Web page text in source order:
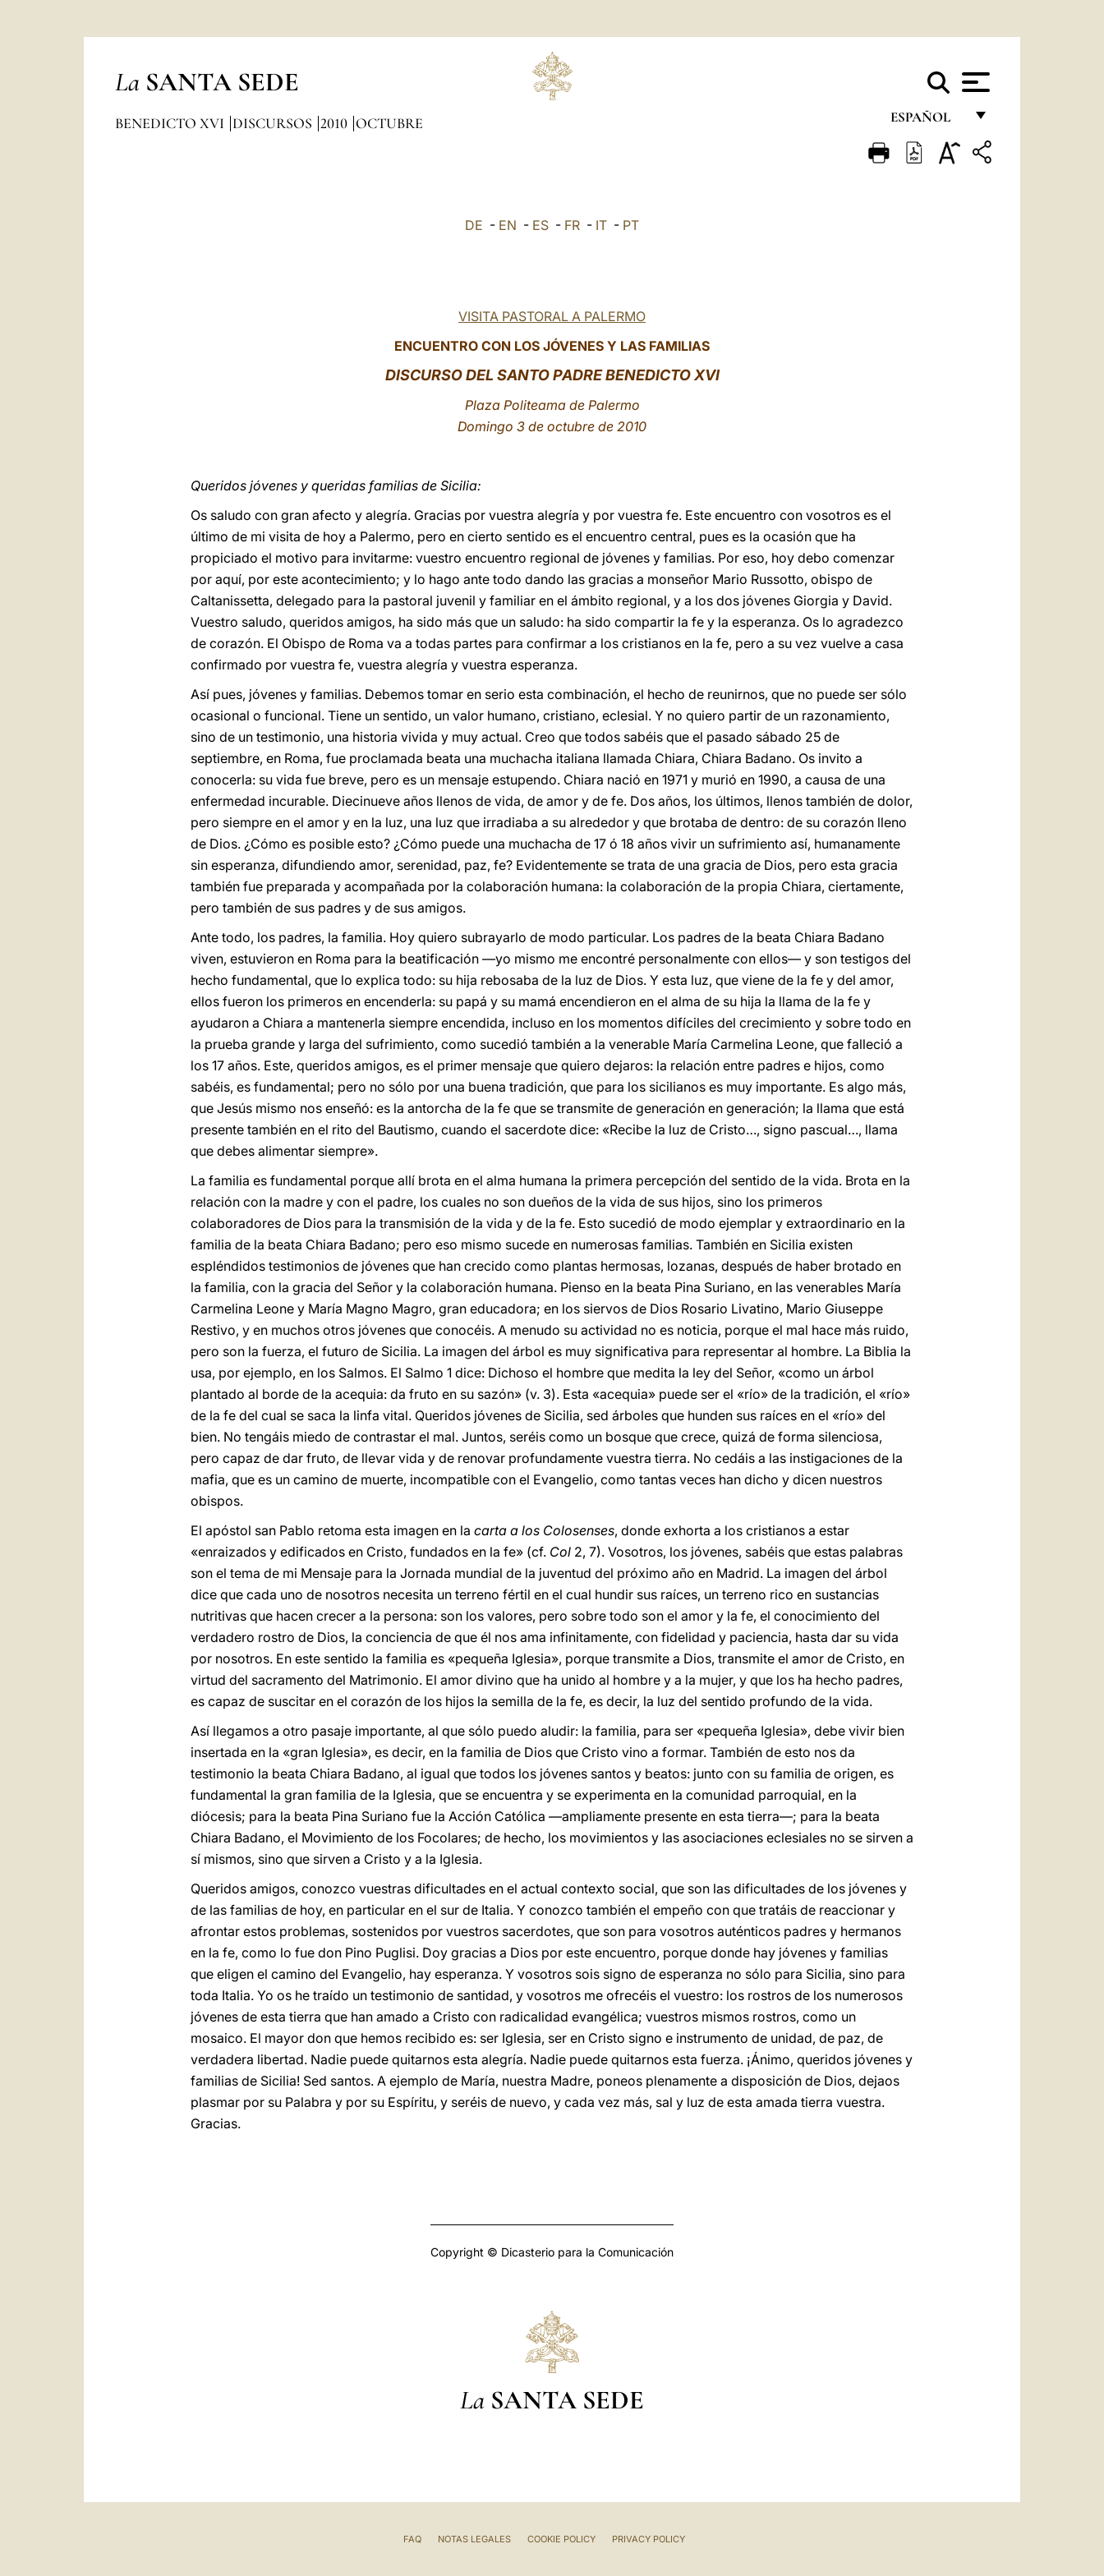
La SANTA SEDE
ESPAÑOL
FRANÇAIS
BENEDICTO XVI DISCURSOS 2010 OCTUBRE
DE - EN - ES - FR - IT - PT
VISITA PASTORAL A PALERMO
ENCUENTRO CON LOS JÓVENES Y LAS FAMILIAS
DISCURSO DEL SANTO PADRE BENEDICTO XVI
Plaza Politeama de Palermo
Domingo 3 de octubre de 2010
Queridos jóvenes y queridas familias de Sicilia:
Os saludo con gran afecto y alegría. Gracias por vuestra alegría y por vuestra fe. Este encuentro con vosotros es el
último de mi visita de hoy a Palermo, pero en cierto sentido es el encuentro central, pues es la ocasión que ha
propiciado el motivo para invitarme: vuestro encuentro regional de jóvenes y familias. Por eso, hoy debo comenzar
por aquí, por este acontecimiento; y lo hago ante todo dando las gracias a monseñor Mario Russotto, obispo de
Caltanissetta, delegado para la pastoral juvenil y familiar en el ámbito regional, y a los dos jóvenes Giorgia y David.
Vuestro saludo, queridos amigos, ha sido más que un saludo: ha sido compartir la fe y la esperanza. Os lo agradezco
de corazón. El Obispo de Roma va a todas partes para confirmar a los cristianos en la fe, pero a su vez vuelve a casa
confirmado por vuestra fe, vuestra alegría y vuestra esperanza.
Así pues, jóvenes y familias. Debemos tomar en serio esta combinación, el hecho de reunirnos, que no puede ser sólo
ocasional o funcional. Tiene un sentido, un valor humano, cristiano, eclesial. Y no quiero partir de un razonamiento,
sino de un testimonio, una historia vivida y muy actual. Creo que todos sabéis que el pasado sábado 25 de
septiembre, en Roma, fue proclamada beata una muchacha italiana llamada Chiara, Chiara Badano. Os invito a
conocerla: su vida fue breve, pero es un mensaje estupendo. Chiara nació en 1971 y murió en 1990, a causa de una
enfermedad incurable. Diecinueve años llenos de vida, de amor y de fe. Dos años, los últimos, llenos también de dolor,
pero siempre en el amor y en la luz, una luz que irradiaba a su alrededor y que brotaba de dentro: de su corazón lleno
de Dios. ¿Cómo es posible esto? ¿Cómo puede una muchacha de 17 ó 18 años vivir un sufrimiento así, humanamente
sin esperanza, difundiendo amor, serenidad, paz, fe? Evidentemente se trata de una gracia de Dios, pero esta gracia
también fue preparada y acompañada por la colaboración humana: la colaboración de la propia Chiara, ciertamente,
pero también de sus padres y de sus amigos.
Ante todo, los padres, la familia. Hoy quiero subrayarlo de modo particular. Los padres de la beata Chiara Badano
viven, estuvieron en Roma para la beatificación —yo mismo me encontré personalmente con ellos— y son testigos del
hecho fundamental, que lo explica todo: su hija rebosaba de la luz de Dios. Y esta luz, que viene de la fe y del amor,
ellos fueron los primeros en encenderla: su papá y su mamá encendieron en el alma de su hija la llama de la fe y
ayudaron a Chiara a mantenerla siempre encendida, incluso en los momentos difíciles del crecimiento y sobre todo en
la prueba grande y larga del sufrimiento, como sucedió también a la venerable María Carmelina Leone, que falleció a
los 17 años. Este, queridos amigos, es el primer mensaje que quiero dejaros: la relación entre padres e hijos, como
sabéis, es fundamental; pero no sólo por una buena tradición, que para los sicilianos es muy importante. Es algo más,
que Jesús mismo nos enseñó: es la antorcha de la fe que se transmite de generación en generación; la llama que está
presente también en el rito del Bautismo, cuando el sacerdote dice: «Recibe la luz de Cristo…, signo pascual…, llama
que debes alimentar siempre».
La familia es fundamental porque allí brota en el alma humana la primera percepción del sentido de la vida. Brota en la
relación con la madre y con el padre, los cuales no son dueños de la vida de sus hijos, sino los primeros
colaboradores de Dios para la transmisión de la vida y de la fe. Esto sucedió de modo ejemplar y extraordinario en la
familia de la beata Chiara Badano; pero eso mismo sucede en numerosas familias. También en Sicilia existen
espléndidos testimonios de jóvenes que han crecido como plantas hermosas, lozanas, después de haber brotado en
la familia, con la gracia del Señor y la colaboración humana. Pienso en la beata Pina Suriano, en las venerables María
Carmelina Leone y María Magno Magro, gran educadora; en los siervos de Dios Rosario Livatino, Mario Giuseppe
Restivo, y en muchos otros jóvenes que conocéis. A menudo su actividad no es noticia, porque el mal hace más ruido,
pero son la fuerza, el futuro de Sicilia. La imagen del árbol es muy significativa para representar al hombre. La Biblia la
usa, por ejemplo, en los Salmos. El Salmo 1 dice: Dichoso el hombre que medita la ley del Señor, «como un árbol
plantado al borde de la acequia: da fruto en su sazón» (v. 3). Esta «acequia» puede ser el «río» de la tradición, el «río»
de la fe del cual se saca la linfa vital. Queridos jóvenes de Sicilia, sed árboles que hunden sus raíces en el «río» del
bien. No tengáis miedo de contrastar el mal. Juntos, seréis como un bosque que crece, quizá de forma silenciosa,
pero capaz de dar fruto, de llevar vida y de renovar profundamente vuestra tierra. No cedáis a las instigaciones de la
mafia, que es un camino de muerte, incompatible con el Evangelio, como tantas veces han dicho y dicen nuestros
obispos.
El apóstol san Pablo retoma esta imagen en la carta a los Colosenses, donde exhorta a los cristianos a estar
«enraizados y edificados en Cristo, fundados en la fe» (cf. Col 2, 7). Vosotros, los jóvenes, sabéis que estas palabras
son el tema de mi Mensaje para la Jornada mundial de la juventud del próximo año en Madrid. La imagen del árbol
dice que cada uno de nosotros necesita un terreno fértil en el cual hundir sus raíces, un terreno rico en sustancias
nutritivas que hacen crecer a la persona: son los valores, pero sobre todo son el amor y la fe, el conocimiento del
verdadero rostro de Dios, la conciencia de que él nos ama infinitamente, con fidelidad y paciencia, hasta dar su vida
por nosotros. En este sentido la familia es «pequeña Iglesia», porque transmite a Dios, transmite el amor de Cristo, en
virtud del sacramento del Matrimonio. El amor divino que ha unido al hombre y a la mujer, y que los ha hecho padres,
es capaz de suscitar en el corazón de los hijos la semilla de la fe, es decir, la luz del sentido profundo de la vida.
Así llegamos a otro pasaje importante, al que sólo puedo aludir: la familia, para ser «pequeña Iglesia», debe vivir bien
insertada en la «gran Iglesia», es decir, en la familia de Dios que Cristo vino a formar. También de esto nos da
testimonio la beata Chiara Badano, al igual que todos los jóvenes santos y beatos: junto con su familia de origen, es
fundamental la gran familia de la Iglesia, que se encuentra y se experimenta en la comunidad parroquial, en la
diócesis; para la beata Pina Suriano fue la Acción Católica —ampliamente presente en esta tierra—; para la beata
Chiara Badano, el Movimiento de los Focolares; de hecho, los movimientos y las asociaciones eclesiales no se sirven a
sí mismos, sino que sirven a Cristo y a la Iglesia.
Queridos amigos, conozco vuestras dificultades en el actual contexto social, que son las dificultades de los jóvenes y
de las familias de hoy, en particular en el sur de Italia. Y conozco también el empeño con que tratáis de reaccionar y
afrontar estos problemas, sostenidos por vuestros sacerdotes, que son para vosotros auténticos padres y hermanos
en la fe, como lo fue don Pino Puglisi. Doy gracias a Dios por este encuentro, porque donde hay jóvenes y familias
que eligen el camino del Evangelio, hay esperanza. Y vosotros sois signo de esperanza no sólo para Sicilia, sino para
toda Italia. Yo os he traído un testimonio de santidad, y vosotros me ofrecéis el vuestro: los rostros de los numerosos
jóvenes de esta tierra que han amado a Cristo con radicalidad evangélica; vuestros mismos rostros, como un
mosaico. El mayor don que hemos recibido es: ser Iglesia, ser en Cristo signo e instrumento de unidad, de paz, de
verdadera libertad. Nadie puede quitarnos esta alegría. Nadie puede quitarnos esta fuerza. ¡Ánimo, queridos jóvenes y
familias de Sicilia! Sed santos. A ejemplo de María, nuestra Madre, poneos plenamente a disposición de Dios, dejaos
plasmar por su Palabra y por su Espíritu, y seréis de nuevo, y cada vez más, sal y luz de esta amada tierra vuestra.
Gracias.
Copyright © Dicasterio para la Comunicación
La SANTA SEDE
FAQ NOTAS LEGALES COOKIE POLICY PRIVACY POLICY